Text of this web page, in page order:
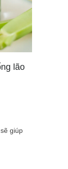
lão
giúp